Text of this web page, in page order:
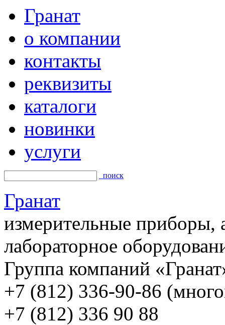
Гранат
о компании
контакты
реквизиты
каталоги
новинки
услуги
поиск
Гранат
измерительные приборы,
лабораторное
Группа компаний
+7 (812) 336-90-86
+7 (812) 336 90 88